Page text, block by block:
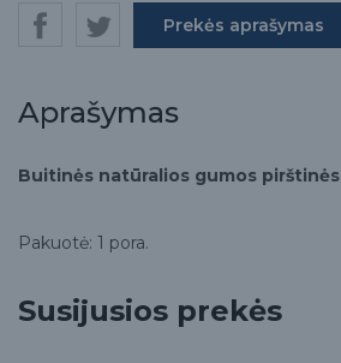
Prekės aprašymas
Aprašymas
Buitinės natūralios gumos pirštinės
Pakuotė: 1 pora.
Susijusios prekės